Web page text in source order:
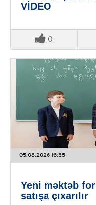
VİDEO
0
05.08.2026 16:35
Yeni məktəb
satışa çıxarılır